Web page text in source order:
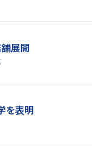
展開
を表明